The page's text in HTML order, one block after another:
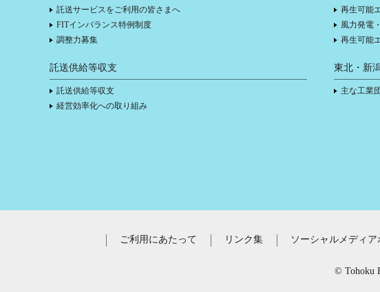
託送サービスをご利用の皆さまへ
FITインバランス特例制度
調整力募集
託送供給等収支
託送供給等収支
経営効率化への取り組み
再生可能
風力発電
再生可能
東北・新
主な工業
ご利用にあたって リンク集 ソーシャルメディア
© Tohoku